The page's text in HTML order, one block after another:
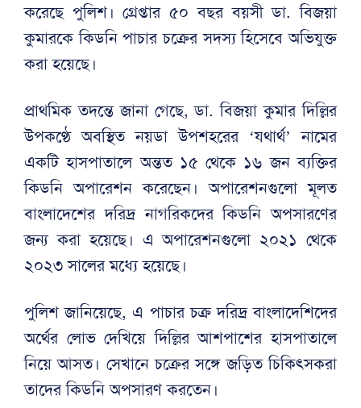
করেছে পুলিশ। গ্রেপ্তার ৫০ বছর বয়সী ডা. বিজয়া
কুমারকে কিডনি পাচার চক্রের সদস্য হিসেবে অভিযুক্ত
করা হয়েছে।
প্রাথমিক তদন্তে জানা গেছে, ডা. বিজয়া কুমার দিল্লির
উপকণ্ঠে অবস্থিত নয়ডা উপশহরের ‘যথার্থ’ নামের
একটি হাসপাতালে অন্তত ১৫ থেকে ১৬ জন ব্যক্তির
কিডনি অপারেশন করেছেন। অপারেশনগুলো মূলত
বাংলাদেশের দরিদ্র নাগরিকদের কিডনি অপসারণের
জন্য করা হয়েছে। এ অপারেশনগুলো ২০২১ থেকে
২০২৩ সালের মধ্যে হয়েছে।
পুলিশ জানিয়েছে, এ পাচার চক্র দরিদ্র বাংলাদেশিদের
অর্থের লোভ দেখিয়ে দিল্লির আশপাশের হাসপাতালে
নিয়ে আসত। সেখানে চক্রের সঙ্গে জড়িত চিকিৎসকরা
তাদের কিডনি অপসারণ করতেন।